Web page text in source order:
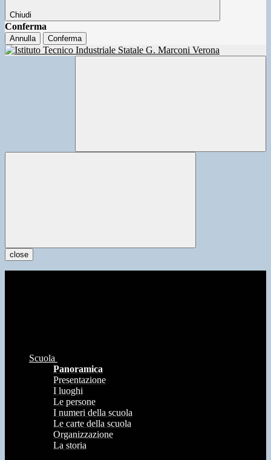
Chiudi
Conferma
Annulla Conferma
close
Scuola
Panoramica
Presentazione
I luoghi
Le persone
I numeri della scuola
Le carte della scuola
Organizzazione
La storia